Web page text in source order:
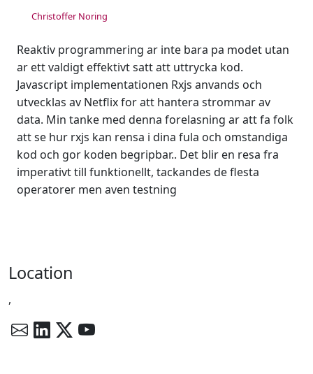
Christoffer Noring
Reaktiv programmering ar inte bara pa modet utan
ar ett valdigt effektivt satt att uttrycka kod.
Javascript implementationen Rxjs anvands och
utvecklas av Netflix for att hantera strommar av
data. Min tanke med denna forelasning ar att fa folk
att se hur rxjs kan rensa i dina fula och omstandiga
kod och gor koden begripbar.. Det blir en resa fra
imperativt till funktionellt, tackandes de flesta
operatorer men aven testning
Location
,